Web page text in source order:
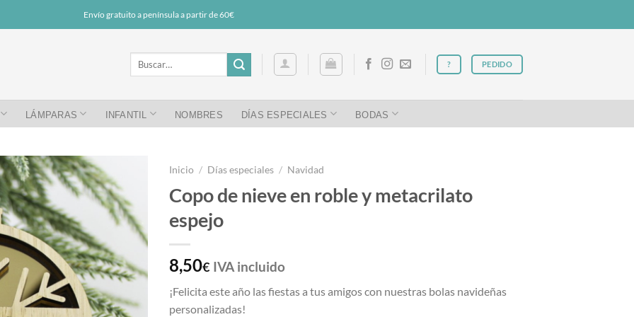
Envío gratuito a península a partir de 60€
Buscar
? PEDIDO
LÁMPARAS INFANTIL NOMBRES DÍAS ESPECIALES BODAS
Inicio / Días especiales / Navidad
Copo de nieve en roble y metacrilato
espejo
8,50€ IVA incluido
¡Felicita este año las fiestas a tus amigos con nuestras bolas navideñas
personalizadas!